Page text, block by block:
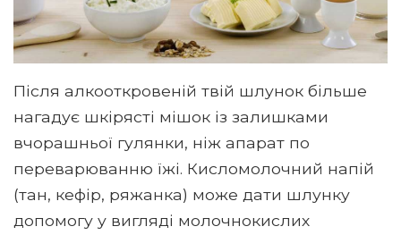
Після алкооткровеній твій шлунок більше
нагадує шкірясті мішок із залишками
вчорашньої гулянки, ніж апарат по
переварюванню їжі. Кисломолочний напій
(тан, кефір, ряжанка) може дати шлунку
допомогу у вигляді молочнокислих